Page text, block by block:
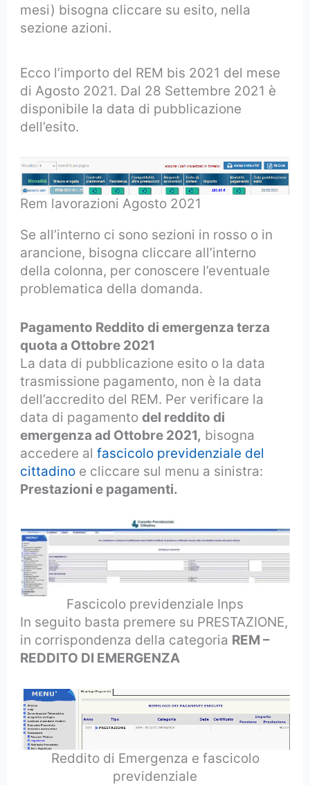
mesi) bisogna cliccare su esito, nella
sezione azioni.
Ecco l’importo del REM bis 2021 del mese
di Agosto 2021. Dal 28 Settembre 2021 è
disponibile la data di pubblicazione
dell’esito.
Rem lavorazioni Agosto 2021
Se all’interno ci sono sezioni in rosso o in
arancione, bisogna cliccare all’interno
della colonna, per conoscere l’eventuale
problematica della domanda.
Pagamento Reddito di emergenza terza
quota a Ottobre 2021
La data di pubblicazione esito o la data
trasmissione pagamento, non è la data
dell’accredito del REM. Per verificare la
data di pagamentodel reddito di
emergenza ad Ottobre 2021, bisogna
accedere alfascicolo previdenziale del
cittadino e cliccare sul menu a sinistra:
Prestazioni e pagamenti.
Fascicolo previdenziale Inps
In seguito basta premere su PRESTAZIONE,
in corrispondenza della categoria REM –
REDDITO DI EMERGENZA
Reddito di Emergenza e fascicolo
previdenziale